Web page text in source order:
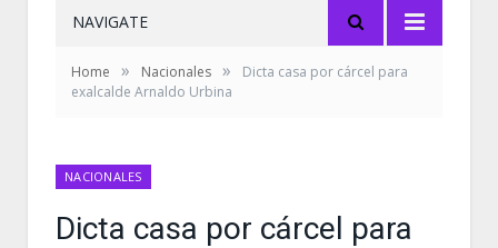
NAVIGATE
Home » Nacionales »
Dicta casa por cárcel para
exalcalde Arnaldo Urbina
NACIONALES
Dicta casa por cárcel para